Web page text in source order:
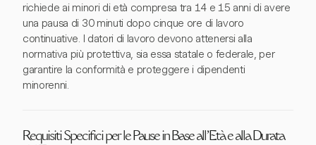
richiede ai minori di età compresa tra 14 e 15 anni di avere
una pausa di 30 minuti dopo cinque ore di lavoro
continuative. I datori di lavoro devono attenersi alla
normativa più protettiva, sia essa statale o federale, per
garantire la conformità e proteggere i dipendenti
minorenni.
Requisiti Specifici per le Pause in Base all'Età e alla Durata